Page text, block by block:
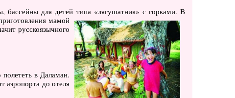
для детей типа «лягушатник» с горками. В
мамой
русскоязычного
в Даламан.
аэропорта до отеля